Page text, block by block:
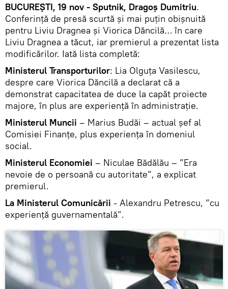
BUCUREȘTI, 19 nov - Sputnik, Dragoș Dumitriu.
Conferință de presă scurtă și mai puțin obișnuită
pentru Liviu Dragnea și Viorica Dăncilă… în care
Liviu Dragnea a tăcut, iar premierul a prezentat lista
modificărilor. Iată lista completă:
Ministerul Transporturilor: Lia Olguța Vasilescu,
despre care Viorica Dăncilă a declarat că a
demonstrat capacitatea de duce la capăt proiecte
majore, în plus are experiență în administrație.
Ministerul Muncii – Marius Budăi – actual șef al
Comisiei Finanțe, plus experiența în domeniul
social.
Ministerul Economiei – Niculae Bădălău – ”Era
nevoie de o persoană cu autoritate”, a explicat
premierul.
La Ministerul Comunicării - Alexandru Petrescu, ”cu
experiență guvernamentală”.